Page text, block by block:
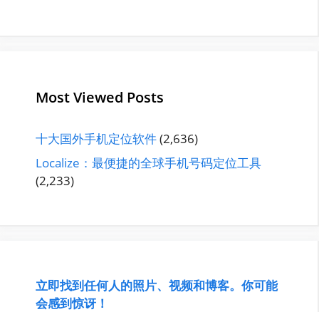
Most Viewed Posts
十大国外手机定位软件(2,636)
Localize：最便捷的全球手机号码定位工具
(2,233)
立即找到任何人的照片、视频和博客。你可能
会感到惊讶！